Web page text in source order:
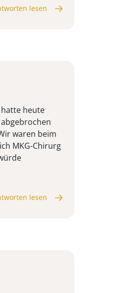
lesen
hatte heute
waren beim
MKG-Chirurg
lesen